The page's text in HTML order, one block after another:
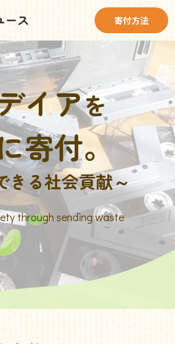
ース 寄付方法
イアを
寄付。
きる社会貢献～
through sending waste